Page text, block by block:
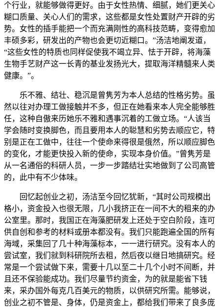
个行业，就能够做得更好。由于女性热情、细腻，她们更关心
糊口质量、关心人们的需求，这些都是女性处置财产开辟的劣
势。女性的插手能把一个而充满刚性的高科技范畴，变得愈加
丰硕多彩，研发出的产物也会更切近糊口。”汤洁地阐发道，
“这些女性的特质也同样促使我不竭立异、怯于开辟，将海藻
生物手艺财产这一长青的基业发扬光大，提取海洋精髓来人类
健康。”。
乐不雅、结壮、稳沉是曾隽芳为本人总结的性格劣势。虽
然以往对办理工做接触并不多，但正在她看来本人完全能够胜
任，这种自傲来历她乐不雅和遇事沉着的工做立场。“人该当
学会随时变换脚色，而且要用本人的聪慧和劣势去顺应它，特
别是正在工做中，往往一个使命来得很是俄然，所以顺应脚色
的变化，才能更快投入新的使命，实现本身价值。”曾隽芳是
从一名通俗的科研人员，一步一步踏结壮实地做到了公司高管
的，此中有不少体味。
回忆起创业之初，汤洁至今回忆犹新，“其时公司规模出
格小，资金投入也很无限，几小我挤正在一间不大的租来的办
公室里。那时，我国正在海藻肥研发上还处于空白阶段，连可
供自创和参考的材料或册本都没有。我们只能跑遍全国的所有
海域，采集回了几十种海藻标本，一一进行研究。没有本人的
尝试室，我们就到科研院所去租，然后夜以继日地搞研究。经
常是一个尝试做下来，需要十几以至二十几个小时不间断，并
且还不保验能成功。我们尽量节约资金，为的就是能省下钱
来，采办国外每克几百美元的物质，以供研究所需。能够说，
创业之初不管是、身体，仍是资金上，都给我们带来了良多庞